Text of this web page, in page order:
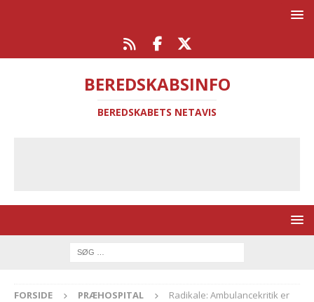
BEREDSKABSINFO
BEREDSKABETS NETAVIS
FORSIDE PRÆHOSPITAL
Radikale: Ambulancekritik er